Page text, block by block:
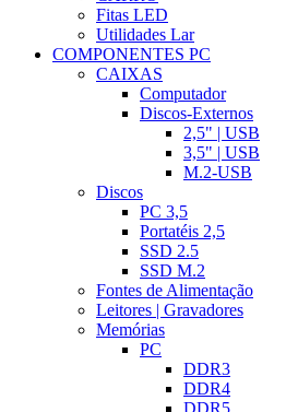
Fitas LED
Utilidades Lar
COMPONENTES PC
CAIXAS
Computador
Discos-Externos
2,5" | USB
3,5" | USB
M.2-USB
Discos
PC 3,5
Portatéis 2,5
SSD 2.5
SSD M.2
Fontes de Alimentação
Leitores | Gravadores
Memórias
PC
DDR3
DDR4
DDR5